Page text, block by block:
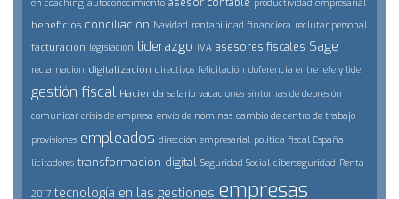
en coaching autoconocimiento productividad empresarial
beneficios conciliación Navidad rentabilidad financiera reclutar personal
facturación legislación liderazgo IVA asesores fiscales Sage
reclamación digitalización directivos felicitación doferencia entre jefe y lider
gestión fiscal Hacienda salario vacaciones síntomas de depresión
comunicar crisis de empresa envío de nóminas cambio de centro de trabajo
provisiones empleados dirección empresarial politica fiscal España
licitadores transformación digital Seguridad Social ciberseguridad Renta
2017 tecnología en las gestiones empresas